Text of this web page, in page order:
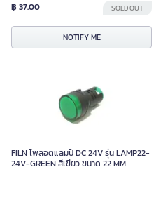
฿ 37.00 SOLD OUT
NOTIFY ME
FILN ไพลอตแลมป์ DC 24V รุ่น LAMP22-
24V-GREEN สีเขียว ขนาด 22 MM